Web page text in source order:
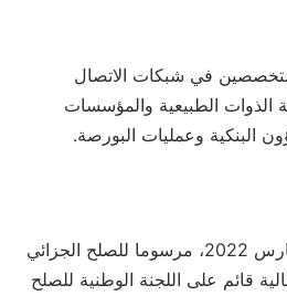
في شبكات الاتصال
الذوات الطبيعية والمؤسسات
البنكية وعمليات البورصة.
وأقرت تونس خلال شهر مارس 2022، مرسوما للصلح الجزائي
قائم على اللجنة الوطنية للصلح